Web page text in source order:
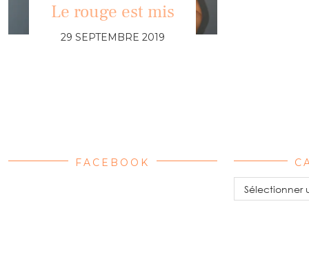
Le rouge est mis
29 SEPTEMBRE 2019
FACEBOOK
Catégories